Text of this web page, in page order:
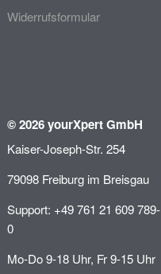
Widerrufsformular
© 2026 yourXpert GmbH
Kaiser-Joseph-Str. 254
79098 Freiburg im Breisgau
Support: +49 761 21 609 789-
0
Mo-Do 9-18 Uhr, Fr 9-15 Uhr